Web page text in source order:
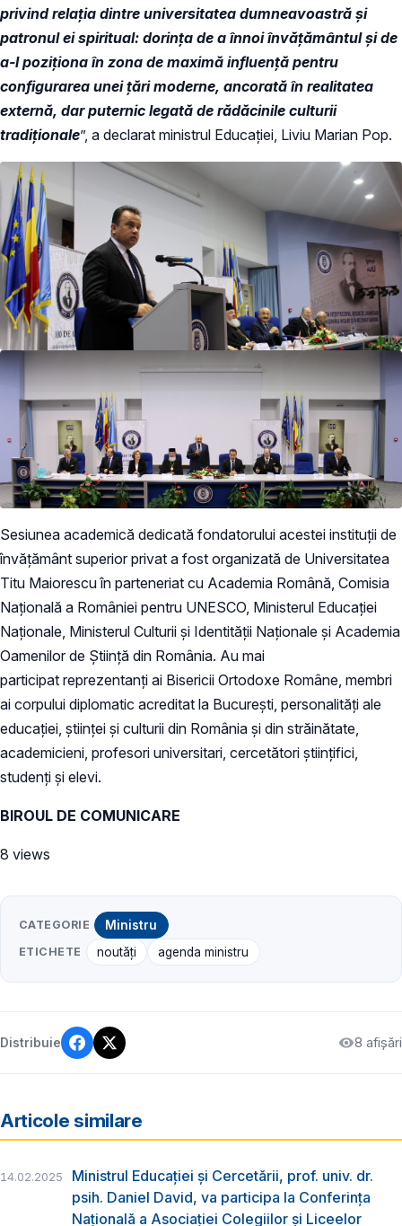
privind relația dintre universitatea dumneavoastră și
patronul ei spiritual: dorința de a înnoi învățământul și de
a-l poziționa în zona de maximă influență pentru
configurarea unei țări moderne, ancorată în realitatea
externă, dar puternic legată de rădăcinile culturii
tradiționale”, a declarat ministrul Educației, Liviu Marian Pop.
Sesiunea academică dedicată fondatorului acestei instituții de
învățământ superior privat a fost organizată de Universitatea
Titu Maiorescu în parteneriat cu Academia Română, Comisia
Națională a României pentru UNESCO, Ministerul Educației
Naționale, Ministerul Culturii și Identității Naționale și Academia
Oamenilor de Știință din România. Au mai
participat reprezentanți ai Bisericii Ortodoxe Române, membri
ai corpului diplomatic acreditat la București, personalități ale
educației, științei și culturii din România și din străinătate,
academicieni, profesori universitari, cercetători științifici,
studenți și elevi.
BIROUL DE COMUNICARE
8 views
CATEGORIE Ministru
ETICHETE noutăți agenda ministru
Distribuie 8 afișări
Articole similare
14.02.2025
Ministrul Educației și Cercetării, prof. univ. dr.
psih. Daniel David, va participa la Conferința
Națională a Asociației Colegiilor și Liceelor